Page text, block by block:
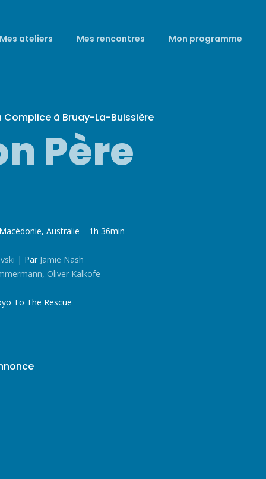
Mes ateliers Mes rencontres Mon programme
Complice à Bruay-La-Buissière
Père
Australie – 1h 36min
| Par Jamie Nash
, Oliver Kalkofe
To The Rescue